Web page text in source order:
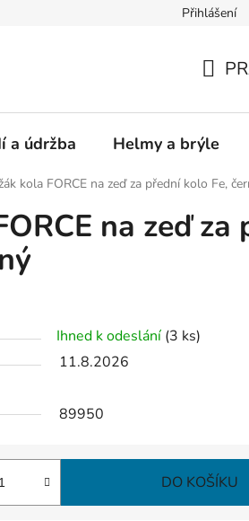
Přihlášení
KOŠÍK
a údržba Helmy a brýle
kola FORCE na zeď za přední kolo Fe,
na zeď za
Ihned k odeslání (3 ks)
11.8.2026
89950
DO KOŠÍKU